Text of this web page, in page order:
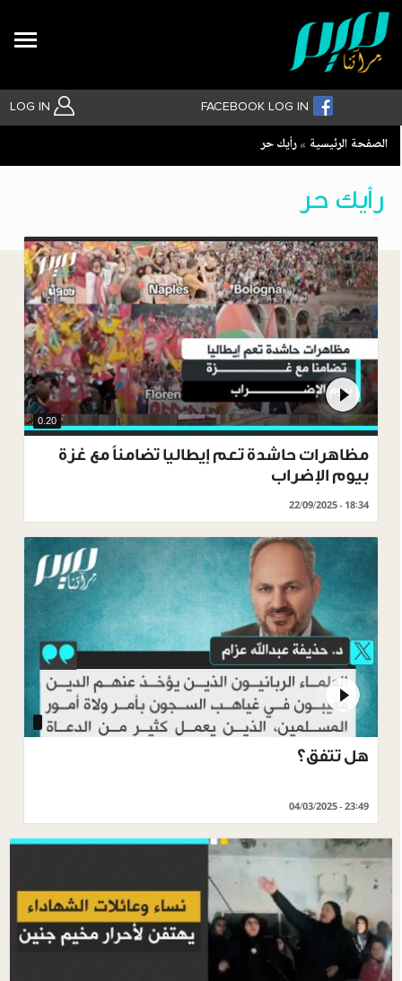
LOG IN FACEBOOK LOG IN
Breadcrumb
الصفحة الرئيسية رأيك حر
رأيك حر
0.20
مظاهرات حاشدة تعم إيطاليا تضامناً مع غزة
بيوم الإضراب
22/09/2025 - 18:34
‏هل تتفق؟
04/03/2025 - 23:49